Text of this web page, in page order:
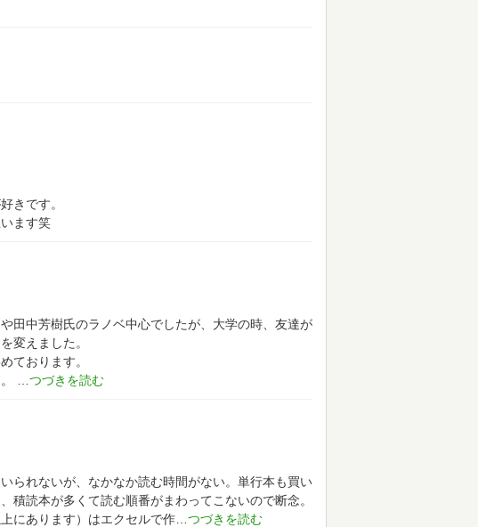
きです。
ます笑
田中芳樹氏のラノベ中心でしたが、大学の時、友達が
変えました。
ております。
られないが、なかなか読む時間がない。単行本も買い
積読本が多くて読む順番がまわってこないので断念。
にあります）はエクセルで作